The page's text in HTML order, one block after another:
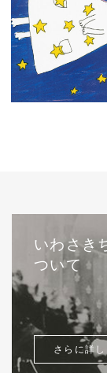
いわさき
ついて
さらに詳し